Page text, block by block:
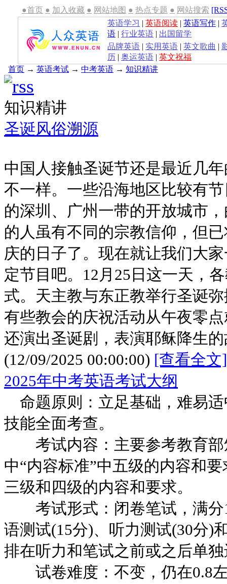
●首页 ● 加入收藏 ● 网站地图 ● 热点专题 ● 网站搜索
英语学习 | 英语阅读 | 英语写作 |
语 | 行业英语 | 出国留学
品牌英语 | 实用英语 | 英文歌曲 |
历 | 奥运英语 | 英文祝福
首页 → 英语考试 → 中考英语 → 知识精讲
知识精讲
圣诞风俗溯源
中国人接触圣诞节还是最近几
不一样。一些沿海地区比较有
的深圳、广州一带的开放城市
的人虽有不同的宗教信仰，但
庆的日子了。现在就让我们大
定节目吧。12月25日这一天，
式。天主教与东正教举行圣诞
有些教会的庆祝活动从午夜零
还演出圣诞剧，表演耶稣降生
(12/09/2025 00:00:00) [查看全文]
2025年中考英语考试大纲
命题原则：立足基础，难易
技能全面考查。
考试内容：主要参考教育部
中“内容标准”中五级的内容和
三级和四级的内容和要求。
考试形式：闭卷笔试，满分
语测试(15分)、听力测试(30分)
排在听力和笔试之前或之后单
试卷难度：不变，仍在0.8左